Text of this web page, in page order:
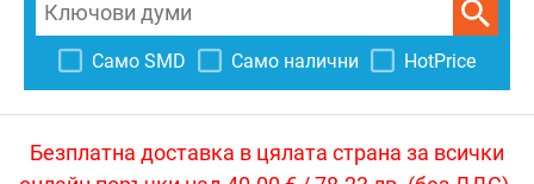
Само SMD Само налични HotPrice
Безплатна доставка в цялата страна за всички